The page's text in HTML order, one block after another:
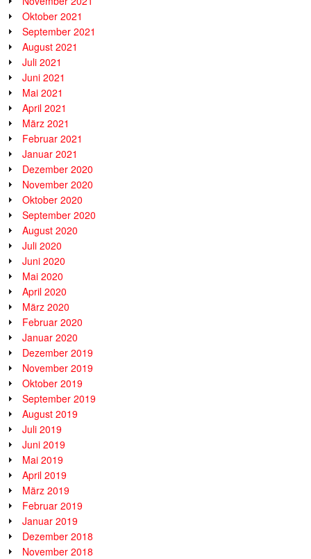
Oktober 2021
September 2021
August 2021
Juli 2021
Juni 2021
Mai 2021
April 2021
März 2021
Februar 2021
Januar 2021
Dezember 2020
November 2020
Oktober 2020
September 2020
August 2020
Juli 2020
Juni 2020
Mai 2020
April 2020
März 2020
Februar 2020
Januar 2020
Dezember 2019
November 2019
Oktober 2019
September 2019
August 2019
Juli 2019
Juni 2019
Mai 2019
April 2019
März 2019
Februar 2019
Januar 2019
Dezember 2018
November 2018